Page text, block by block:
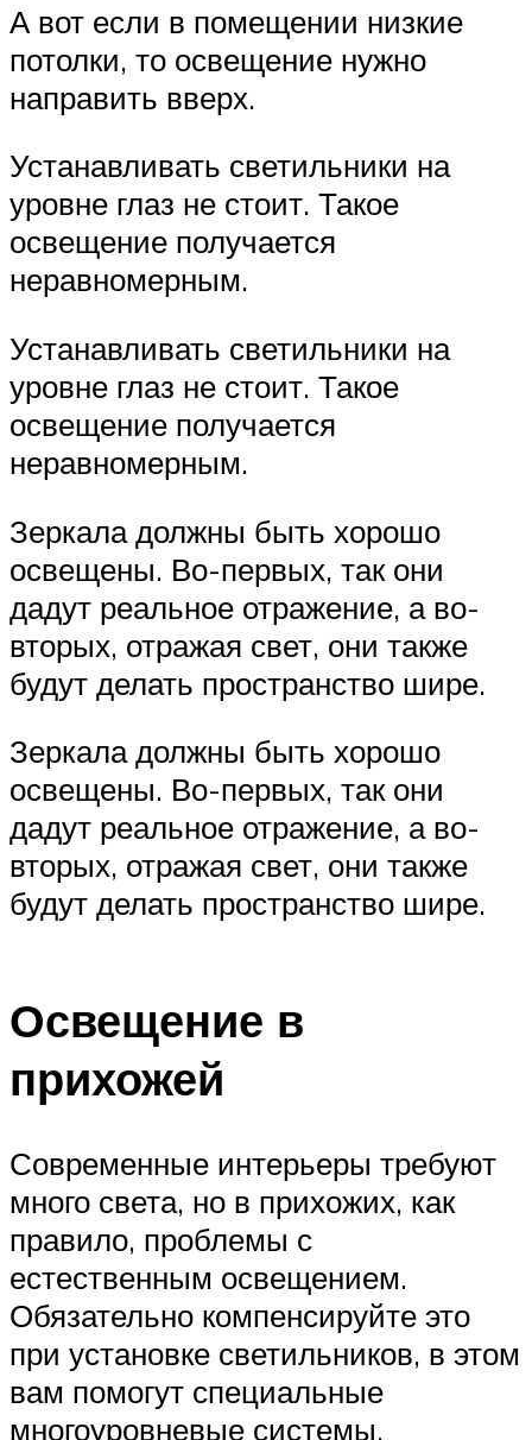
А вот если в помещении низкие
потолки, то освещение нужно
направить вверх.
Устанавливать светильники на
уровне глаз не стоит. Такое
освещение получается
неравномерным.
Устанавливать светильники на
уровне глаз не стоит. Такое
освещение получается
неравномерным.
Зеркала должны быть хорошо
освещены. Во-первых, так они
дадут реальное отражение, а во-
вторых, отражая свет, они также
будут делать пространство шире.
Зеркала должны быть хорошо
освещены. Во-первых, так они
дадут реальное отражение, а во-
вторых, отражая свет, они также
будут делать пространство шире.
Освещение в
прихожей
Современные интерьеры требуют
много света, но в прихожих, как
правило, проблемы с
естественным освещением.
Обязательно компенсируйте это
при установке светильников, в этом
вам помогут специальные
многоуровневые системы.